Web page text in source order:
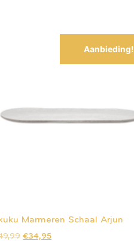
Aanbieding!
Marmeren Schaal Arjun
€34,95